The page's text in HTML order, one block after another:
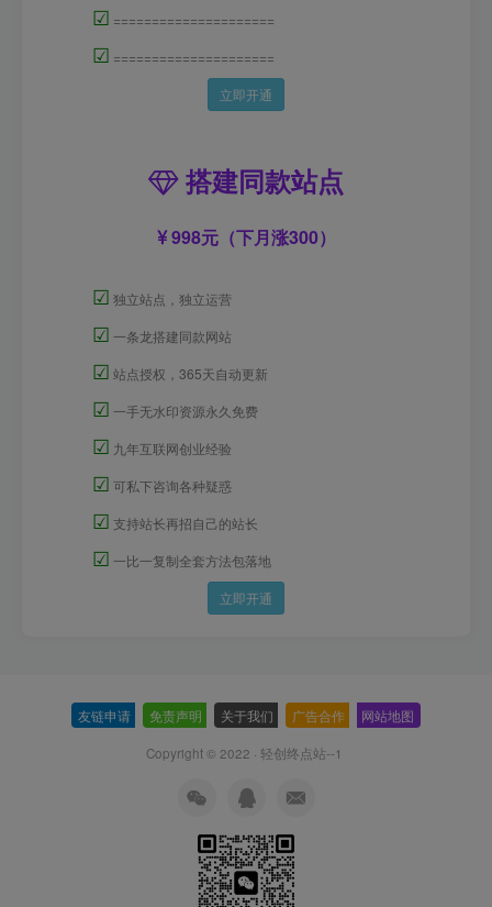
☑ =====================
☑ =====================
立即开通
搭建同款站点
998元（下月涨300）
☑ 独立站点，独立运营
☑ 一条龙搭建同款网站
☑ 站点授权，365天自动更新
☑ 一手无水印资源永久免费
☑ 九年互联网创业经验
☑ 可私下咨询各种疑惑
☑ 支持站长再招自己的站长
☑ 一比一复制全套方法包落地
立即开通
友链申请 免责声明 关于我们 广告合作 网站地图
Copyright © 2022 · 轻创终点站--1